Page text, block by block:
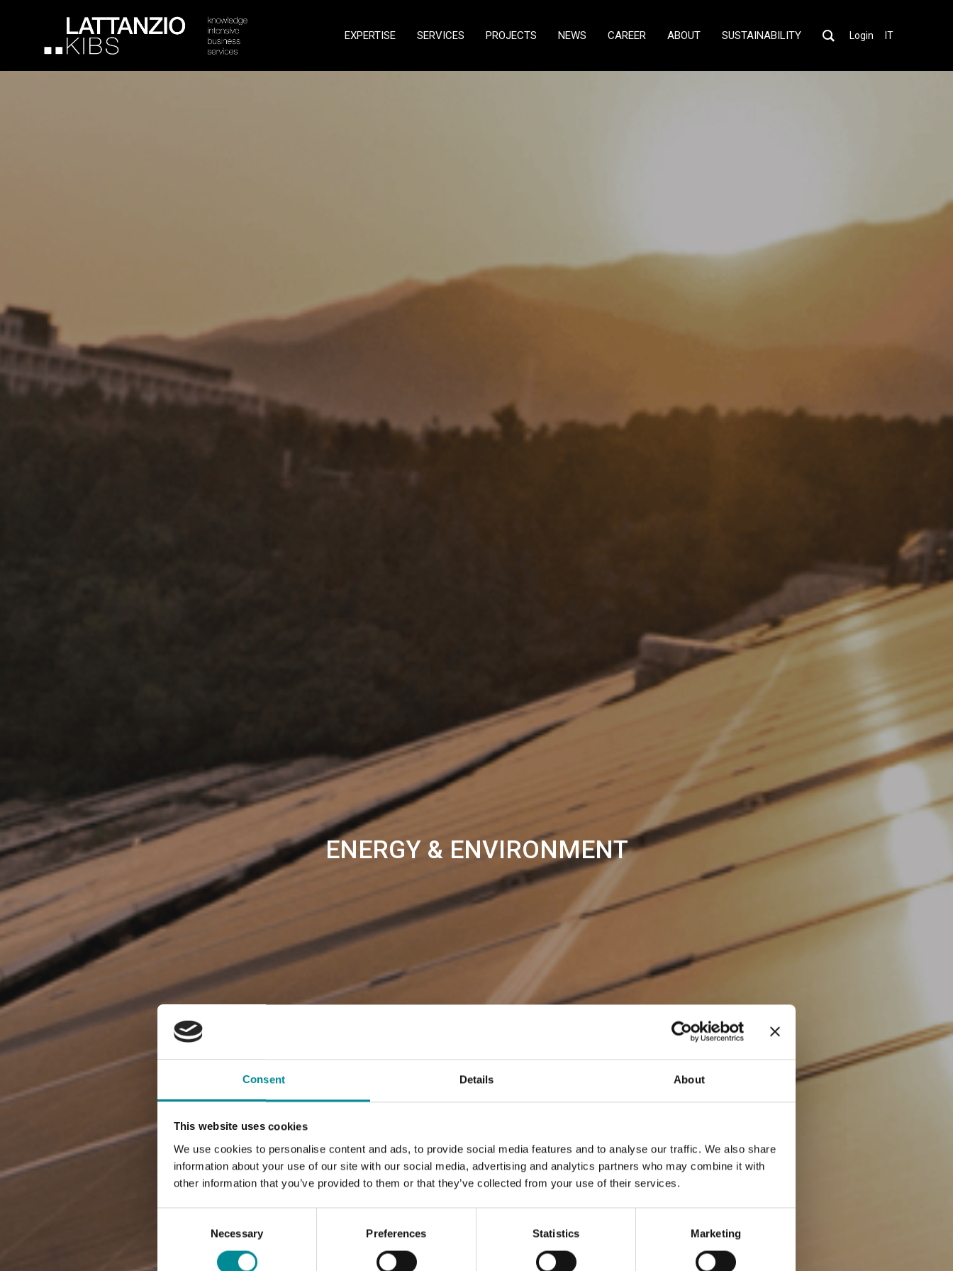
Consent Details About
This website uses cookies
We use cookies to personalise content and ads, to provide social media features and to analyse our traffic. We also share
information about your use of our site with our social media, advertising and analytics partners who may combine it with
other information that you’ve provided to them or that they’ve collected from your use of their services.
Necessary Preferences Statistics Marketing
EXPERTISE SERVICES PROJECTS NEWS CAREER ABOUT SUSTAINABILITY Login IT
ENERGY & ENVIRONMENT